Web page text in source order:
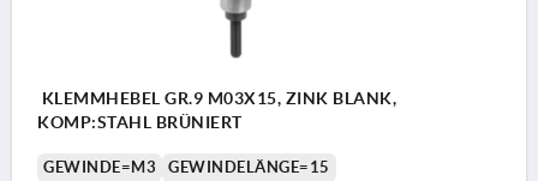
KLEMMHEBEL GR.9 M03X15, ZINK BLANK,
KOMP:STAHL BRÜNIERT
GEWINDE=M3 GEWINDELÄNGE=15